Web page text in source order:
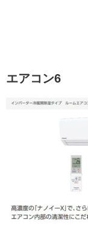
エアコン6